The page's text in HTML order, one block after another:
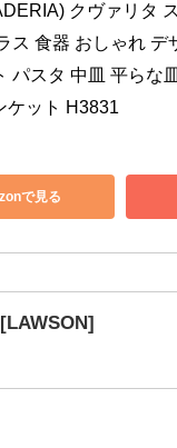
クヴァリタ
ス 食器 おしゃれ
パスタ 中皿 平らな
ケット H3831
で見る